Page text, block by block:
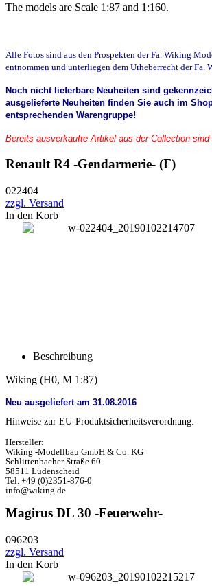
The models are Scale 1:87 and 1:160.
Alle Fotos sind aus den Prospekten der Fa. Wiking
entnommen und unterliegen dem Urheberrecht der Fa.
Noch nicht lieferbare Neuheiten sind
ausgelieferte Neuheiten finden Sie auch im
entsprechenden Warengruppe!
Bereits ausverkaufte Artikel aus der Collection
Renault R4 -Gendarmerie- (F)
022404
zzgl. Versand
In den Korb
Beschreibung
Wiking (H0, M 1:87)
Neu ausgeliefert am 31.08.2016
Hinweise zur EU-Produktsicherheitsverordnung.
Hersteller:
Wiking -Modellbau GmbH & Co. KG
Schlittenbacher Straße 60
58511 Lüdenscheid
Tel. +49 (0)2351-876-0
info@wiking.de
Magirus DL 30 -Feuerwehr-
096203
zzgl. Versand
In den Korb